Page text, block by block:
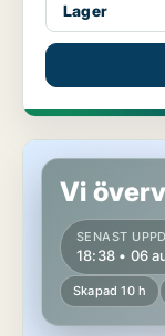
Lager
Lager i Motala
Vi
SENAST
18:38 • 06
Skapad 10 h